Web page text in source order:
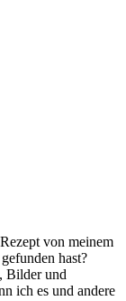
von meinem
hast?
Bilder und
ich es und andere